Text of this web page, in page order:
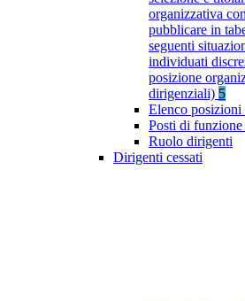
organizzativa
pubblicare in
seguenti
individuati
posizione
dirigenziali) 5
Elenco
Posti di
Ruolo dirigenti
Dirigenti cessati